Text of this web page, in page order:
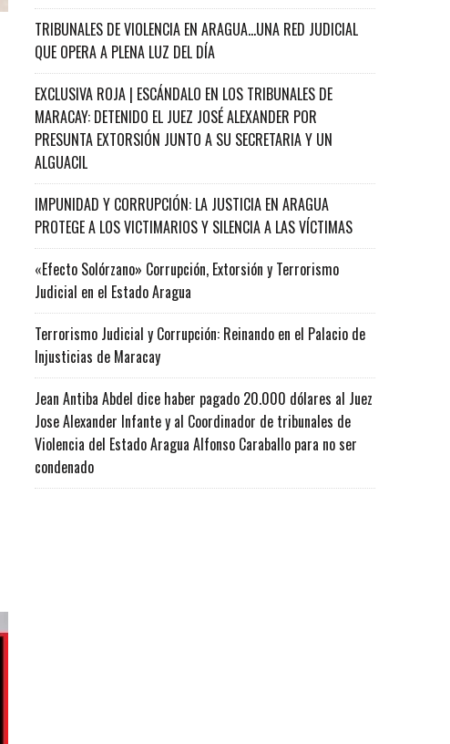
TRIBUNALES DE VIOLENCIA EN ARAGUA…UNA RED JUDICIAL
QUE OPERA A PLENA LUZ DEL DÍA
EXCLUSIVA ROJA | ESCÁNDALO EN LOS TRIBUNALES DE
MARACAY: DETENIDO EL JUEZ JOSÉ ALEXANDER POR
PRESUNTA EXTORSIÓN JUNTO A SU SECRETARIA Y UN
ALGUACIL
IMPUNIDAD Y CORRUPCIÓN: LA JUSTICIA EN ARAGUA
PROTEGE A LOS VICTIMARIOS Y SILENCIA A LAS VÍCTIMAS
«Efecto Solórzano» Corrupción, Extorsión y Terrorismo
Judicial en el Estado Aragua
Terrorismo Judicial y Corrupción: Reinando en el Palacio de
Injusticias de Maracay
Jean Antiba Abdel dice haber pagado 20.000 dólares al Juez
Jose Alexander Infante y al Coordinador de tribunales de
Violencia del Estado Aragua Alfonso Caraballo para no ser
condenado